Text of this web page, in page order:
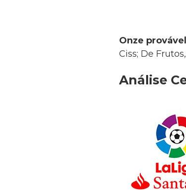
Onze
Ciss; De
Análise